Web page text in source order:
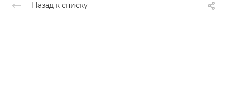
Назад к списку